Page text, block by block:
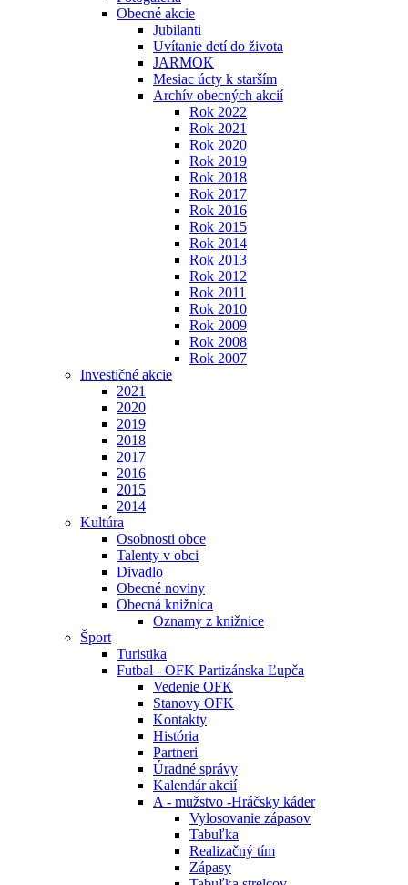
Obecné akcie
Jubilanti
Uvítanie detí do života
JARMOK
Mesiac úcty k starším
Archív obecných akcií
Rok 2022
Rok 2021
Rok 2020
Rok 2019
Rok 2018
Rok 2017
Rok 2016
Rok 2015
Rok 2014
Rok 2013
Rok 2012
Rok 2011
Rok 2010
Rok 2009
Rok 2008
Rok 2007
Investičné akcie
2021
2020
2019
2018
2017
2016
2015
2014
Kultúra
Osobnosti obce
Talenty v obci
Divadlo
Obecné noviny
Obecná knižnica
Oznamy z knižnice
Šport
Turistika
Futbal - OFK Partizánska Ľupča
Vedenie OFK
Stanovy OFK
Kontakty
História
Partneri
Úradné správy
Kalendár akcií
A - mužstvo -Hráčsky káder
Vylosovanie zápasov
Tabuľka
Realizačný tím
Zápasy